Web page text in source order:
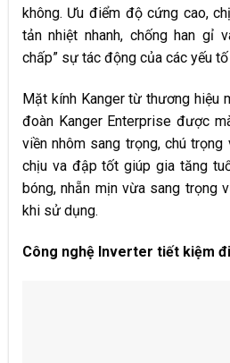
không. Ưu điểm độ cứng cao,
tản nhiệt nhanh, chống han gỉ
chấp” sự tác động của các yếu
Mặt kính Kanger từ thương hiệu
đoàn Kanger Enterprise được
viền nhôm sang trọng, chú
chịu va đập tốt giúp gia tăng
bóng, nhẵn mịn vừa sang trọng
khi sử dụng.
Công nghệ Inverter tiết kiệm